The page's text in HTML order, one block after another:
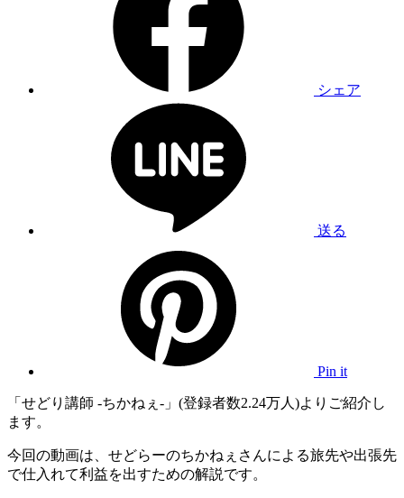
シェア
送る
Pin it
「せどり講師 -ちかねぇ-」(登録者数2.24万人)よりご紹介し
ます。
今回の動画は、せどらーのちかねぇさんによる旅先や出張先
で仕入れて利益を出すための解説です。